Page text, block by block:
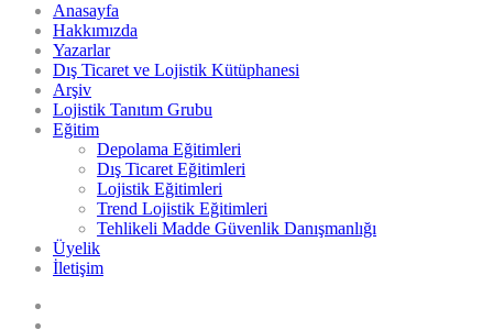
Anasayfa
Hakkımızda
Yazarlar
Dış Ticaret ve Lojistik Kütüphanesi
Arşiv
Lojistik Tanıtım Grubu
Eğitim
Depolama Eğitimleri
Dış Ticaret Eğitimleri
Lojistik Eğitimleri
Trend Lojistik Eğitimleri
Tehlikeli Madde Güvenlik Danışmanlığı
Üyelik
İletişim